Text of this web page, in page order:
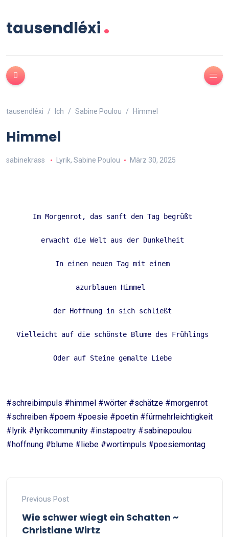
tausendléxi.
tausendléxi Ich Sabine Poulou Himmel
Himmel
sabinekrass Lyrik, Sabine Poulou März 30, 2025
Im Morgenrot, das sanft den Tag begrüßt
erwacht die Welt aus der Dunkelheit
In einen neuen Tag mit einem
azurblauen Himmel
der Hoffnung in sich schließt
Vielleicht auf die schönste Blume des Frühlings
Oder auf Steine gemalte Liebe
#schreibimpuls #himmel #wörter #schätze #morgenrot
#schreiben #poem #poesie #poetin #fürmehrleichtigkeit
#lyrik #lyrikcommunity #instapoetry #sabinepoulou
#hoffnung #blume #liebe #wortimpuls #poesiemontag
Previous Post
Wie schwer wiegt ein Schatten ~
Christiane Wirtz